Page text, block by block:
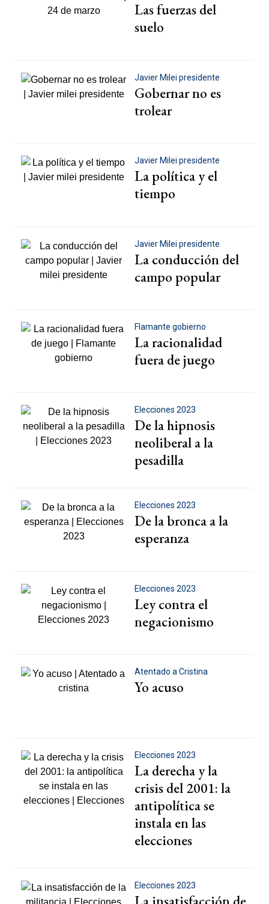
Las fuerzas del
suelo
Javier Milei presidente
Gobernar no es
trolear
Javier Milei presidente
La política y el
tiempo
Javier Milei presidente
La conducción del
campo popular
Flamante gobierno
La racionalidad
fuera de juego
Elecciones 2023
De la hipnosis
neoliberal a la
pesadilla
Elecciones 2023
De la bronca a la
esperanza
Elecciones 2023
Ley contra el
negacionismo
Atentado a Cristina
Yo acuso
Elecciones 2023
La derecha y la
crisis del 2001: la
antipolítica se
instala en las
elecciones
Elecciones 2023